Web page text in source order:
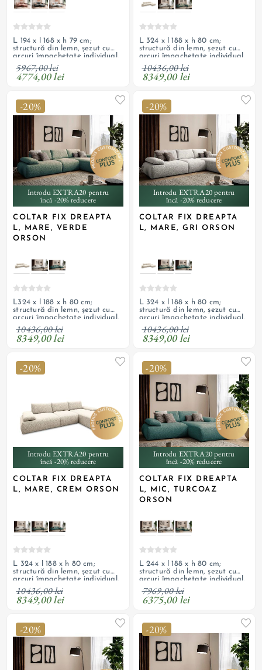
L 194 x l 168 x h 79 cm;
structură din lemn, șezut cu
arcuri împachetate individual,
umplutură cu spumă
poliuretanică, tapițerie din
textil texturat, boucle; spate
5967,00 lei
4774,00 lei
L 324 x l 188 x h 80 cm;
structură din lemn, șezut cu
arcuri împachetate individual,
suspensie cu arcuri ondulate,
umplutură cu spumă
poliuretanică, tapițerie din
10436,00 lei
8349,00 lei
-20%
Introdu EXTRA20 pentru
încă -20% reducere
COLTAR FIX DREAPTA
L, MARE, VERDE
ORSON
L324 x l 188 x h 80 cm;
structură din lemn, șezut cu
arcuri împachetate individual,
suspensie cu arcuri ondulate,
umplutură cu spumă
poliuretanică, tapițerie din
10436,00 lei
8349,00 lei
-20%
Introdu EXTRA20 pentru
încă -20% reducere
COLTAR FIX DREAPTA
L, MARE, GRI ORSON
L 324 x l 188 x h 80 cm;
structură din lemn, șezut cu
arcuri împachetate individual,
suspensie cu arcuri ondulate,
umplutură cu spumă
poliuretanică, tapițerie din
10436,00 lei
8349,00 lei
-20%
Introdu EXTRA20 pentru
încă -20% reducere
COLTAR FIX DREAPTA
L, MARE, CREM ORSON
L 324 x l 188 x h 80 cm;
structură din lemn, șezut cu
arcuri împachetate individual,
suspensie cu arcuri ondulate,
umplutură cu spumă
poliuretanică, tapițerie din
10436,00 lei
8349,00 lei
-20%
Introdu EXTRA20 pentru
încă -20% reducere
COLTAR FIX DREAPTA
L, MIC, TURCOAZ
ORSON
L 244 x l 188 x h 80 cm;
structură din lemn, șezut cu
arcuri împachetate individual,
suspensie cu arcuri ondulate,
umplutură cu spumă
poliuretanică, tapițerie din
7969,00 lei
6375,00 lei
-20% -20%